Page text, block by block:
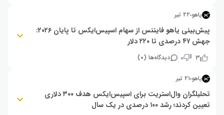
همچنان نظر مثبت دارند و میانگین هدف قیمتی آنها ۲۴۳ دلار است.
یاهو ۲۲ تیر
پیش‌بینی یاهو فایننس از سهام اسپیس‌ایکس تا پایان ۲۰۲۶:
جهش ۴۷ درصدی تا ۲۲۰ دلار
می‌دهد.
۳ ۰ دیدگاه‌ها (۰)
یاهو ۲۱ تیر
تحلیلگران وال‌استریت برای اسپیس‌ایکس هدف ۳۰۰ دلاری
تعیین کردند؛ رشد ۱۰۰ درصدی در یک سال